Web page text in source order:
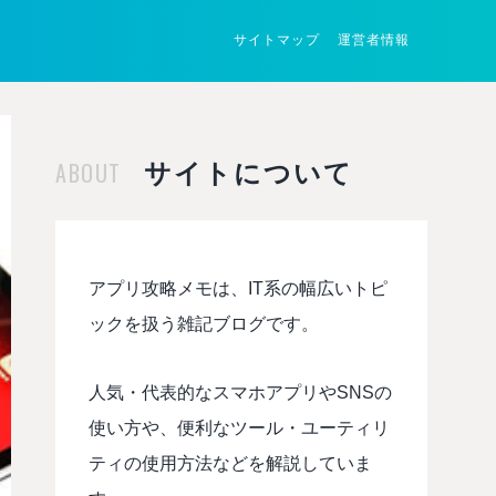
サイトマップ 運営者情報
ABOUT サイトについて
アプリ攻略メモは、IT系の幅広いトピ
ックを扱う雑記ブログです。
人気・代表的なスマホアプリやSNSの
使い方や、便利なツール・ユーティリ
ティの使用方法などを解説していま